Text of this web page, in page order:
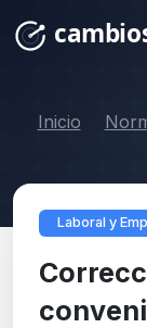
Inicio
Laboral y